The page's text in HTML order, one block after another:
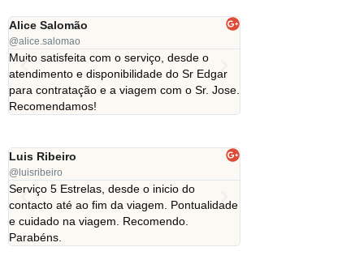
Alice Salomão
@alice.salomao
Muito satisfeita com o serviço, desde o
atendimento e disponibilidade do Sr Edgar
para contratação e a viagem com o Sr. Jose.
Recomendamos!
Luis Ribeiro
@luisribeiro
Serviço 5 Estrelas, desde o inicio do
contacto até ao fim da viagem. Pontualidade
e cuidado na viagem. Recomendo.
Parabéns.